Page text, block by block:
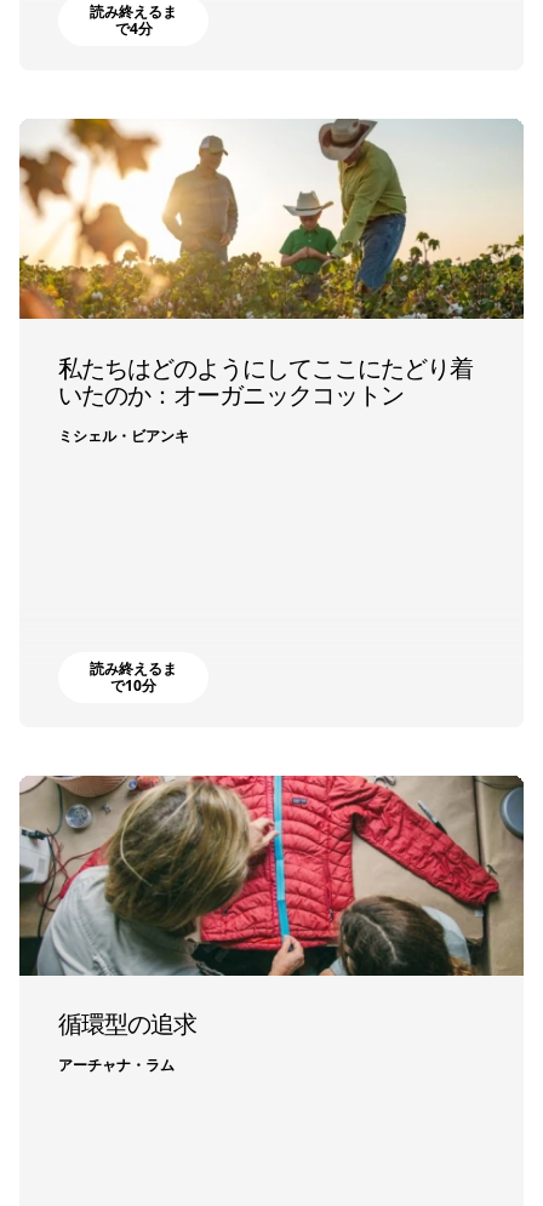
読み終えるま
で4分
私たちはどのようにしてここにたどり着
いたのか：オーガニックコットン
ミシェル・ビアンキ
読み終えるま
で10分
循環型の追求
アーチャナ・ラム